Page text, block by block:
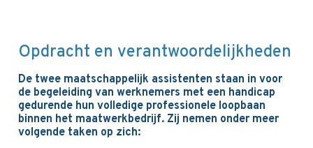
Opdracht en verantwoordelijkheden
De twee maatschappelijk assistenten staan in voor
de begeleiding van werknemers met een handicap
gedurende hun volledige professionele loopbaan
binnen het maatwerkbedrijf. Zij nemen onder meer
volgende taken op zich: